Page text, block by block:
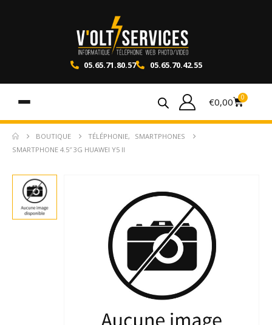
05.65.71.80.57 05.65.70.42.55
€0,00 0
BOUTIQUE TÉLÉPHONIE,
SMARTPHONES
SMARTPHONE 4.5″ 3G HUAWEI Y5 II